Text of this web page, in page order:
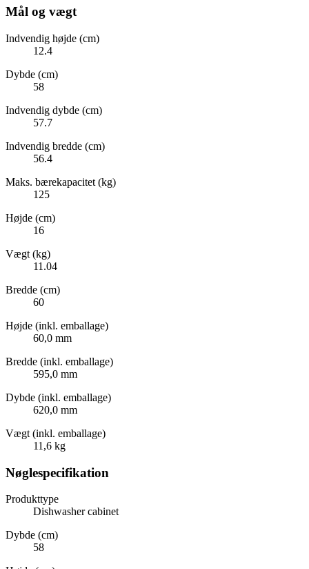
Mål og vægt
Indvendig højde (cm)
12.4
Dybde (cm)
58
Indvendig dybde (cm)
57.7
Indvendig bredde (cm)
56.4
Maks. bærekapacitet (kg)
125
Højde (cm)
16
Vægt (kg)
11.04
Bredde (cm)
60
Højde (inkl. emballage)
60,0 mm
Bredde (inkl. emballage)
595,0 mm
Dybde (inkl. emballage)
620,0 mm
Vægt (inkl. emballage)
11,6 kg
Nøglespecifikation
Produkttype
Dishwasher cabinet
Dybde (cm)
58